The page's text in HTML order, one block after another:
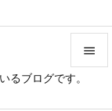
るブログです。
